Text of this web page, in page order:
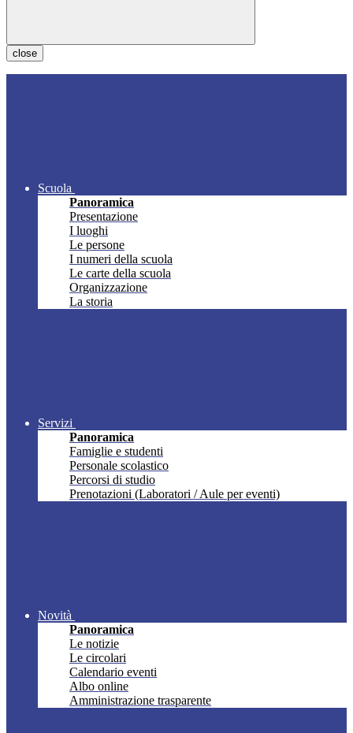
close
Scuola
Panoramica
Presentazione
I luoghi
Le persone
I numeri della scuola
Le carte della scuola
Organizzazione
La storia
Servizi
Panoramica
Famiglie e studenti
Personale scolastico
Percorsi di studio
Prenotazioni (Laboratori / Aule per eventi)
Novità
Panoramica
Le notizie
Le circolari
Calendario eventi
Albo online
Amministrazione trasparente